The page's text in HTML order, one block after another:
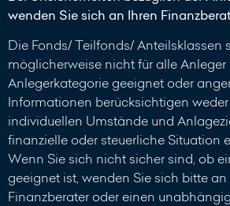
wenden Sie sich an Ihren
Die Fonds/ Teilfonds/ Anteilsklassen
möglicherweise nicht für alle
Anlegerkategorie geeignet oder
Informationen berücksichtigen
individuellen Umstände und
finanzielle oder steuerliche Situation
Wenn Sie sich nicht sicher sind, ob
geeignet ist, wenden Sie sich bitte
Finanzberater oder einen